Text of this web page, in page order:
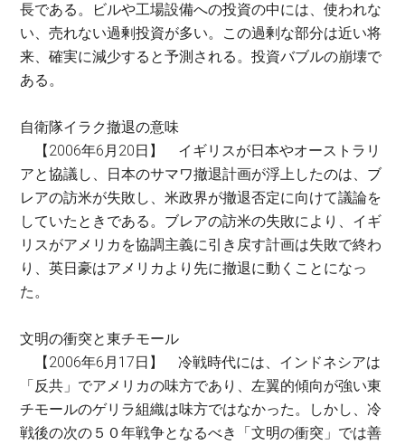
長である。ビルや工場設備への投資の中には、使われな
い、売れない過剰投資が多い。この過剰な部分は近い将
来、確実に減少すると予測される。投資バブルの崩壊で
ある。
自衛隊イラク撤退の意味
【2006年6月20日】 イギリスが日本やオーストラリ
アと協議し、日本のサマワ撤退計画が浮上したのは、ブ
レアの訪米が失敗し、米政界が撤退否定に向けて議論を
していたときである。ブレアの訪米の失敗により、イギ
リスがアメリカを協調主義に引き戻す計画は失敗で終わ
り、英日豪はアメリカより先に撤退に動くことになっ
た。
文明の衝突と東チモール
【2006年6月17日】 冷戦時代には、インドネシアは
「反共」でアメリカの味方であり、左翼的傾向が強い東
チモールのゲリラ組織は味方ではなかった。しかし、冷
戦後の次の５０年戦争となるべき「文明の衝突」では善